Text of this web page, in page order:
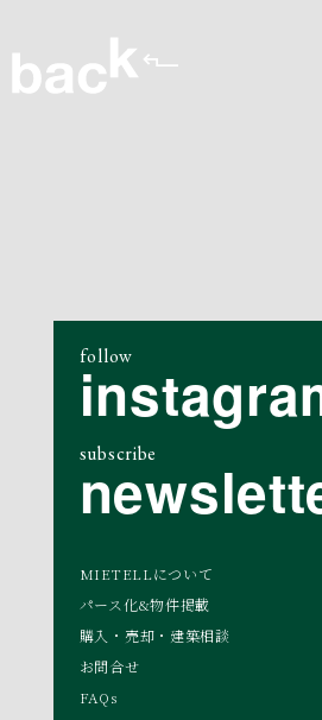
follow
subscribe
MIETELLについて
パース化&物件掲載
購入・売却・建築相談
お問合せ
FAQs